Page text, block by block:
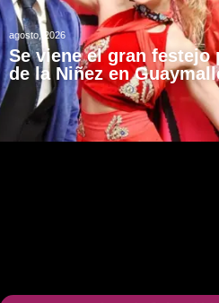
agosto, 2026
Se viene el gran
de la Niñez en